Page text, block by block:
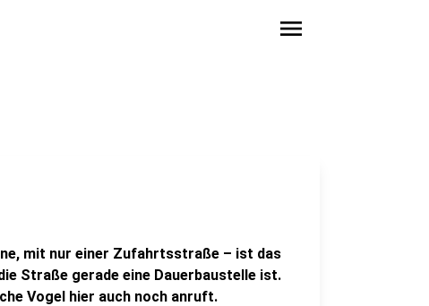
menu
mit nur einer Zufahrtsstraße – ist das
Straße gerade eine Dauerbaustelle ist.
Vogel hier auch noch anruft.